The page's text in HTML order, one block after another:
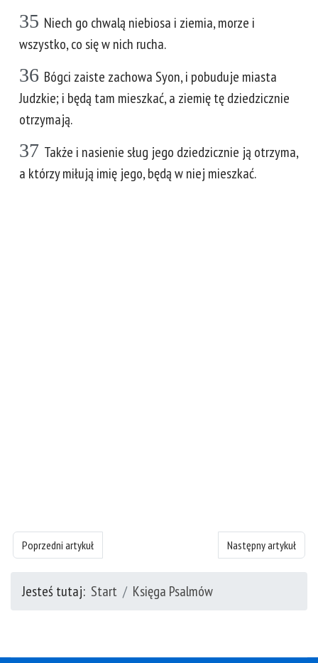
35 Niech go chwalą niebiosa i ziemia, morze i
wszystko, co się w nich rucha.
36 Bógci zaiste zachowa Syon, i pobuduje miasta
Judzkie; i będą tam mieszkać, a ziemię tę dziedzicznie
otrzymają.
37 Także i nasienie sług jego dziedzicznie ją otrzyma,
a którzy miłują imię jego, będą w niej mieszkać.
Poprzedni artykuł: Księgę Psalmów - rozdział 68
Poprzedni artykuł Następny artykuł:
Następny artykuł
Jesteś tutaj: Start Księga Psalmów